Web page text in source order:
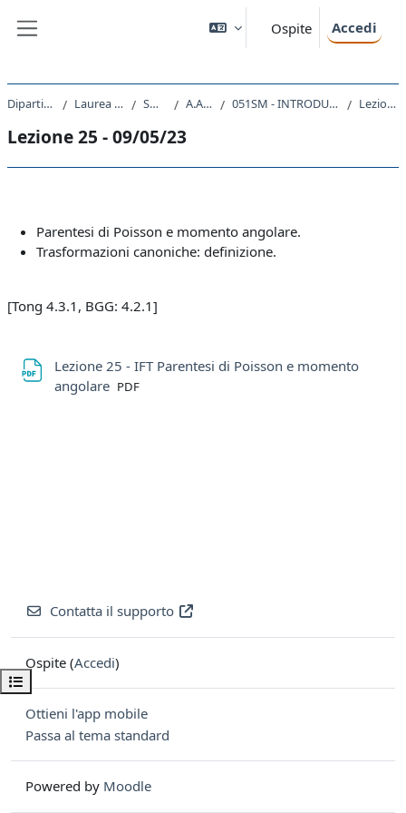
Ospite Accedi
Apri indice del corso
Dipartimento di Fisica Laurea triennale (DM270) SM20 - FISICA A.A. 2022 - 2023 051SM - INTRODUZIONE ALLA FISICA TEORICA 2022 Lezione 25 - 09/05/23
Lezione 25 - 09/05/23
Parentesi di Poisson e momento angolare.
Trasformazioni canoniche: definizione.
[Tong 4.3.1, BGG: 4.2.1]
Lezione 25 - IFT Parentesi di Poisson e momento
angolare File
PDF
Contatta il supporto
Ospite (Accedi)
Ottieni l'app mobile
Passa al tema standard
Powered by Moodle